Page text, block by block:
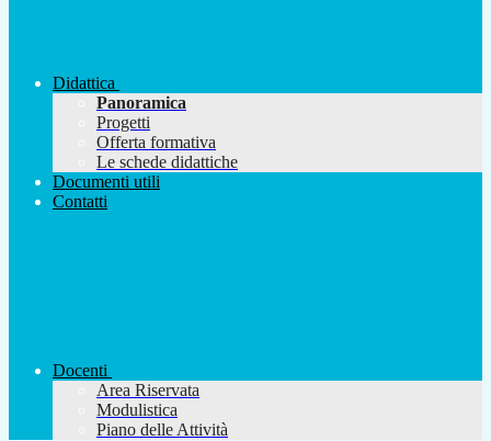
Didattica
Panoramica
Progetti
Offerta formativa
Le schede didattiche
Documenti utili
Contatti
Docenti
Area Riservata
Modulistica
Piano delle Attività